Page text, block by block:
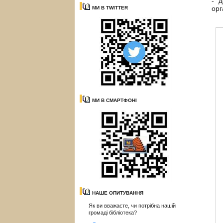
МИ В TWITTER
МИ В СМАРТФОНІ
НАШЕ ОПИТУВАННЯ
Як ви вважаєте, чи потрібна нашій
громаді бібліотека?